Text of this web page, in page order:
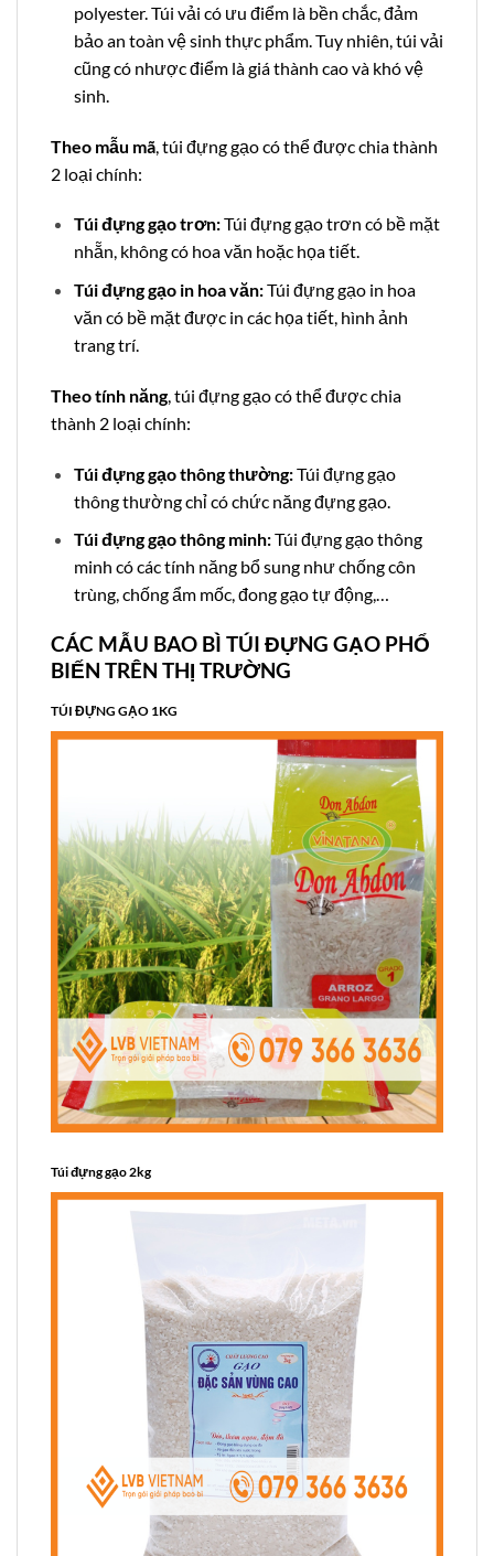
polyester. Túi vải có ưu điểm là bền chắc, đảm
bảo an toàn vệ sinh thực phẩm. Tuy nhiên, túi vải
cũng có nhược điểm là giá thành cao và khó vệ
sinh.
Theo mẫu mã , túi đựng gạo có thể được chia thành
2 loại chính:
Túi đựng gạo trơn:Túi đựng gạo trơn có bề mặt
nhẵn, không có hoa văn hoặc họa tiết.
Túi đựng gạo in hoa văn:Túi đựng gạo in hoa
văn có bề mặt được in các họa tiết, hình ảnh
trang trí.
Theo tính năng, túi đựng gạo có thể được chia
thành 2 loại chính:
Túi đựng gạo thông thường:Túi đựng gạo
thông thường chỉ có chức năng đựng gạo.
Túi đựng gạo thông minh:Túi đựng gạo thông
minh có các tính năng bổ sung như chống côn
trùng, chống ẩm mốc, đong gạo tự động,…
CÁC MẪU BAO BÌ TÚI ĐỰNG GẠO PHỔ
BIẾN TRÊN THỊ TRƯỜNG
TÚI ĐỰNG GẠO 1KG
Túi đựng gạo 2kg